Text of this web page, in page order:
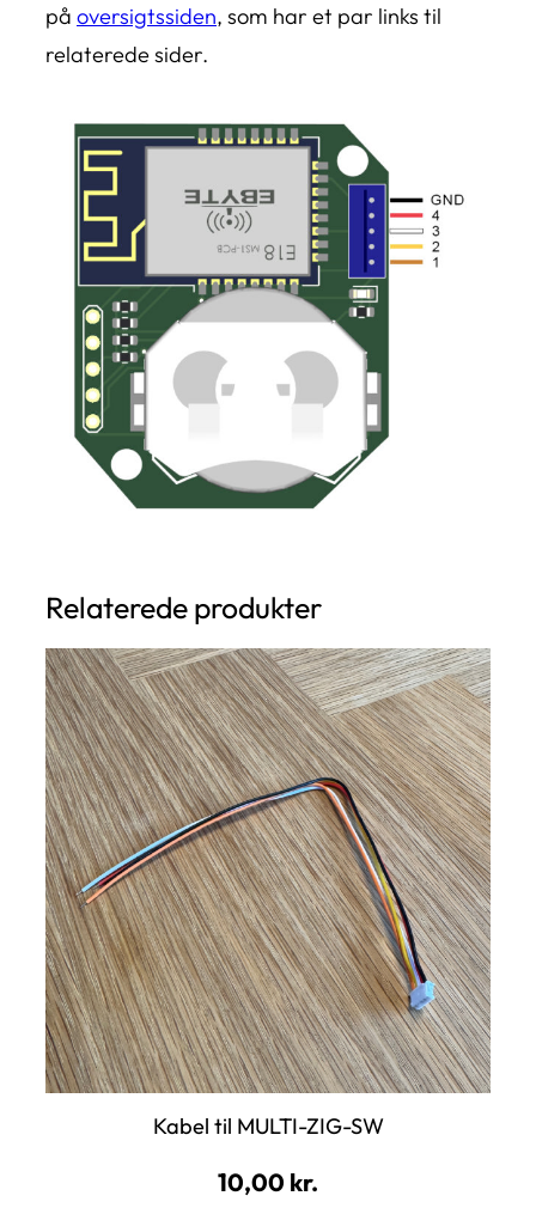
på oversigtssiden, som har et par links til
relaterede sider.
Relaterede produkter
Kabel til MULTI-ZIG-SW
10,00 kr.